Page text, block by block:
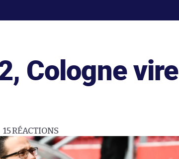
Cologne vire
15RÉACTIONS